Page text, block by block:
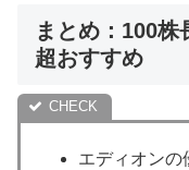
まとめ：100
超おすすめ
エディオンの